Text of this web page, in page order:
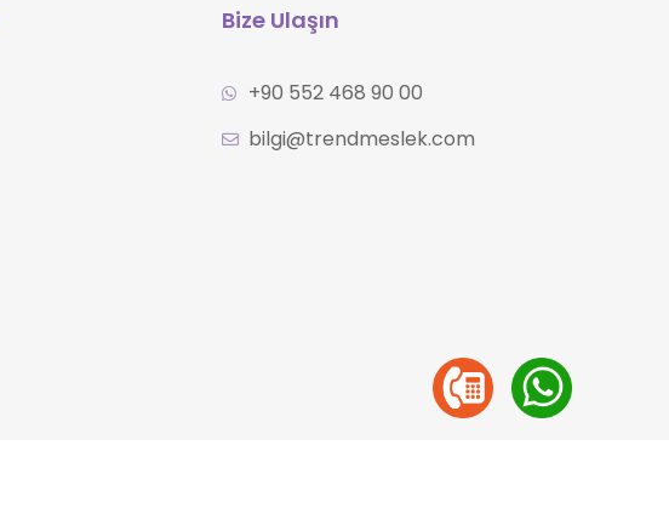
Bize Ulaşın
+90 552 468 90 00
bilgi@trendmeslek.com